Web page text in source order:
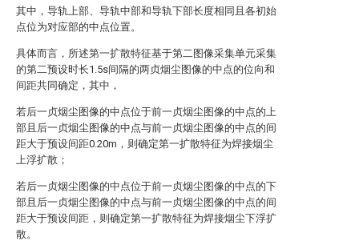
其中，导轨上部、导轨中部和导轨下部长度相同且各初始
点位为对应部的中点位置。
具体而言，所述第一扩散特征基于第二图像采集单元采集
的第二预设时长1.5s间隔的两贞烟尘图像的中点的位向和
间距共同确定，其中，
若后一贞烟尘图像的中点位于前一贞烟尘图像的中点的上
部且后一贞烟尘图像的中点与前一贞烟尘图像的中点的间
距大于预设间距0.20m，则确定第一扩散特征为焊接烟尘
上浮扩散；
若后一贞烟尘图像的中点位于前一贞烟尘图像的中点的下
部且后一贞烟尘图像的中点与前一贞烟尘图像的中点的间
距大于预设间距，则确定第一扩散特征为焊接烟尘下浮扩
散。